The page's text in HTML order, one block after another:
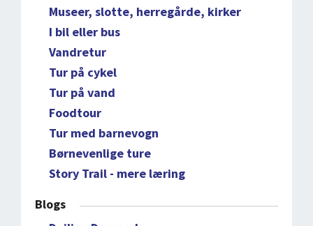
Museer, slotte, herregårde, kirker
I bil eller bus
Vandretur
Tur på cykel
Tur på vand
Foodtour
Tur med barnevogn
Børnevenlige ture
Story Trail - mere læring
Blogs